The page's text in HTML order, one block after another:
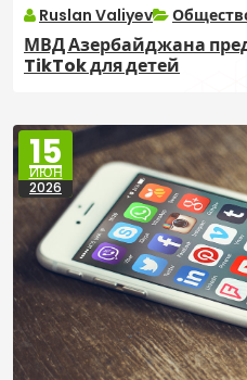
Ruslan Valiyev
МВД Азербайджана
TikTok для детей
15
ИЮН
2026